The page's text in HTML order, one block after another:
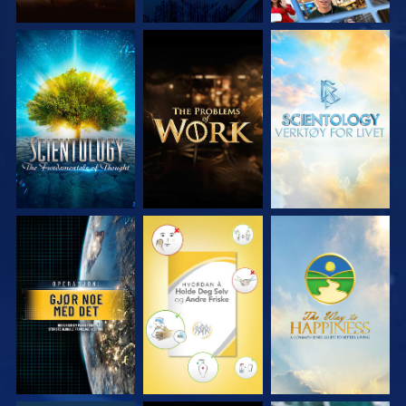
UTFORSK SERIEN UTFORSK SERIEN UTFORSK SERIEN
SE SE SE